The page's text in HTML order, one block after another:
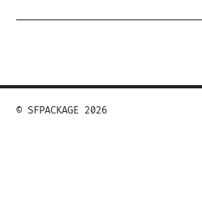
© SFPACKAGE 2026